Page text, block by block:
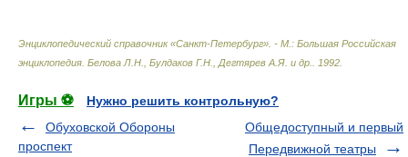
Энциклопедический справочник «Санкт-Петербург». - М.: Большая Российская
энциклопедия Белова Л.Н., Булдаков Г.Н., Дегтярев А.Я. и др. 1992
Игры ⚽
Нужно решить контрольную?
Обуховской Обороны
проспект
Общедоступный и первый
Передвижной театры